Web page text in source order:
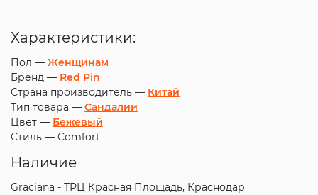
Характеристики:
Пол — Женщинам
Бренд — Red Pin
Страна производитель — Китай
Тип товара — Сандалии
Цвет — Бежевый
Стиль — Comfort
Наличие
Graciana - ТРЦ Красная Площадь, Краснодар